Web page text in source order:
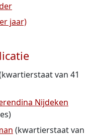
jaar)
van 41
Nijdeken
(kwartierstaat van